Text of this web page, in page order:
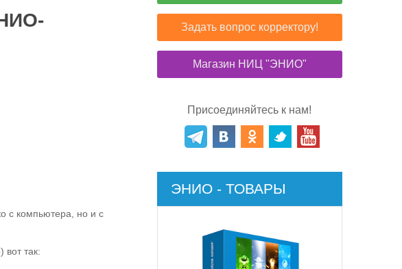
с компьютера, но и с
вот так:
Задать вопрос корректору!
Магазин НИЦ "ЭНИО"
Присоединяйтесь к нам!
ЭНИО - ТОВАРЫ